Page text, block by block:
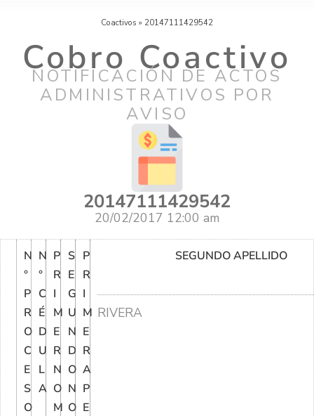
Coactivos » 20147111429542
Cobro Coactivo
NOTIFICACIÓN DE ACTOS
ADMINISTRATIVOS POR
AVISO
20147111429542
20/02/2017 12:00 am
N
°
P
R
O
C
E
S
O
N
°
C
É
D
U
L
A
P
R
I
M
E
R
N
O
M
S
E
G
U
N
D
O
N
O
P
R
I
M
E
R
A
P
E
SEGUNDO APELLIDO
RIVERA